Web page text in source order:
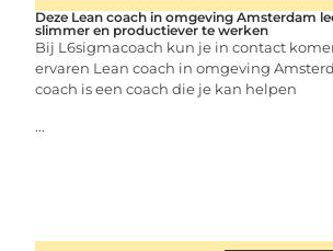
Deze Lean coach in omgeving Amsterdam
slimmer en productiever te werken
Bij L6sigmacoach kun je in contact
ervaren Lean coach in omgeving
coach is een coach die je kan helpen
...